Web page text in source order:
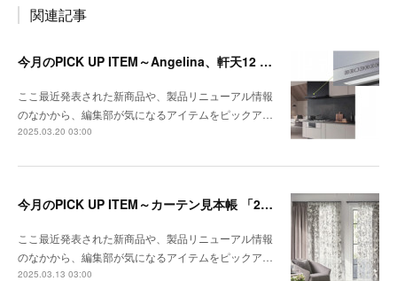
関連記事
今月のPICK UP ITEM～Angelina、軒天12 トリスタ
ここ最近発表された新商品や、製品リニューアル情報
のなかから、編集部が気になるアイテムをピックア…
2025.03.20 03:00
今月のPICK UP ITEM～カーテン見本帳 「2024-2028 ストリングス」、『RIVIERA TILE COLLECTION 2024-2025 LINEUP CATALOGUE VOL.2
ここ最近発表された新商品や、製品リニューアル情報
のなかから、編集部が気になるアイテムをピックア…
2025.03.13 03:00